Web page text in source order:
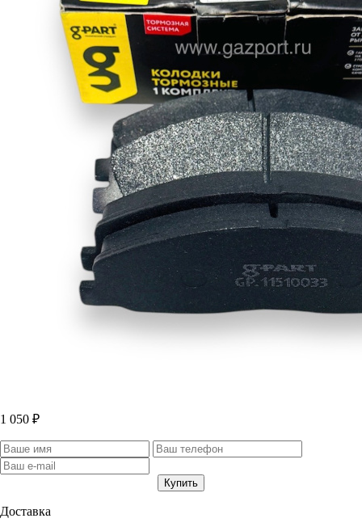
1 050 ₽
Доставка